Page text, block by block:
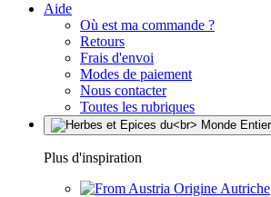
Aide
Où est ma commande ?
Retours
Frais d'envoi
Modes de paiement
Nous contacter
Toutes les rubriques
Plus d'inspiration
Origine Autriche